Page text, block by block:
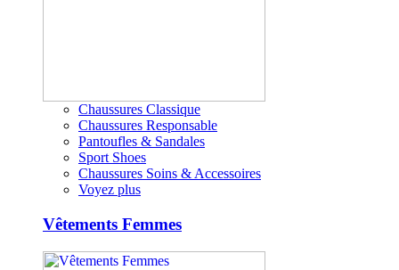
Chaussures Classique
Chaussures Responsable
Pantoufles & Sandales
Sport Shoes
Chaussures Soins & Accessoires
Voyez plus
Vêtements Femmes